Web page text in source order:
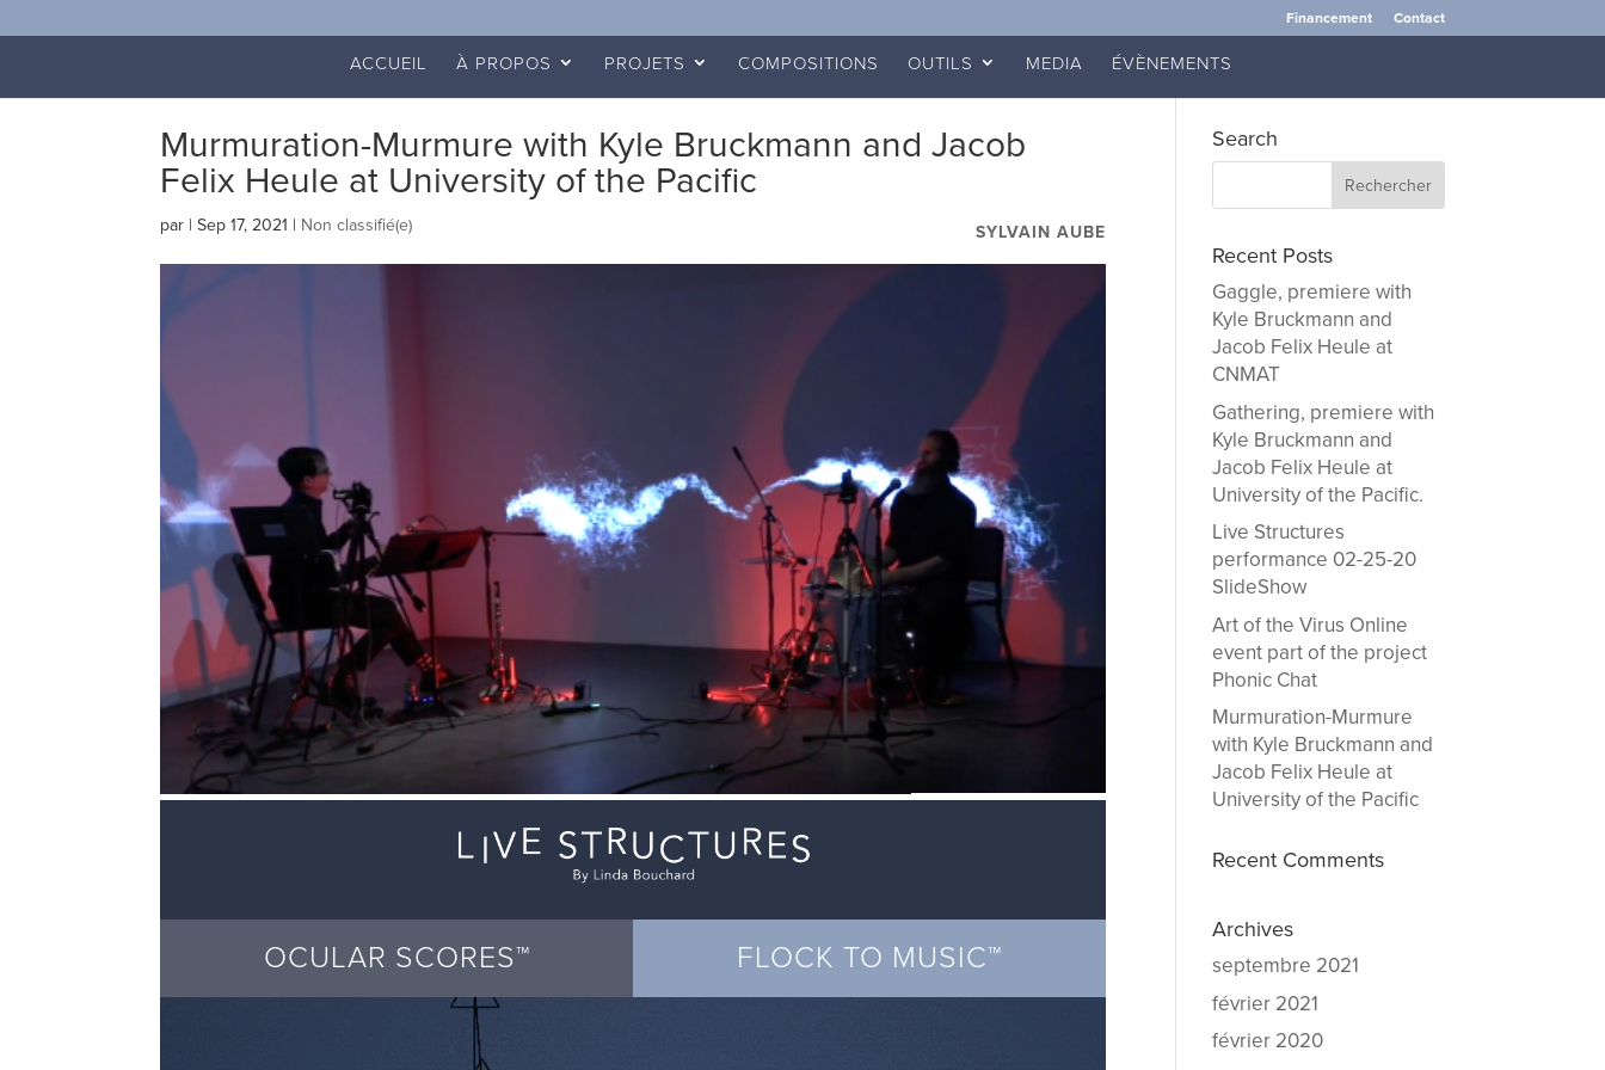
Financement Contact
ACCUEIL À PROPOS PROJETS COMPOSITIONS OUTILS MEDIA ÉVÈNEMENTS
Murmuration-Murmure with Kyle Bruckmann and Jacob
Felix Heule at University of the Pacific
par SYLVAIN AUBE
|Sep 17, 2021 | Non classifié(e)
OCULAR SCORES™ FLOCK TO MUSIC™
Search
Recent Posts
Gaggle, premiere with
Kyle Bruckmann and
Jacob Felix Heule at
CNMAT
Gathering, premiere with
Kyle Bruckmann and
Jacob Felix Heule at
University of the Pacific.
Live Structures
performance 02-25-20
SlideShow
Art of the Virus Online
event part of the project
Phonic Chat
Murmuration-Murmure
with Kyle Bruckmann and
Jacob Felix Heule at
University of the Pacific
Recent Comments
Archives
septembre 2021
février 2021
février 2020